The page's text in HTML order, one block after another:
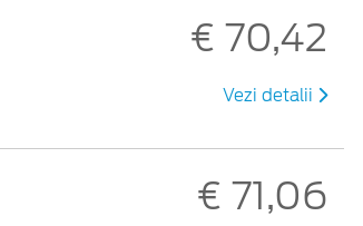
€ 70,42
Vezi detalii
€ 71,06